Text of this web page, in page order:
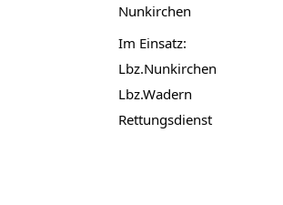
Nunkirchen
Im Einsatz:
Lbz.Nunkirchen
Lbz.Wadern
Rettungsdienst